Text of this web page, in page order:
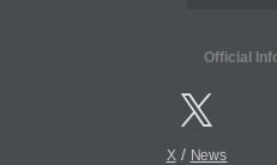
Official
X/ News